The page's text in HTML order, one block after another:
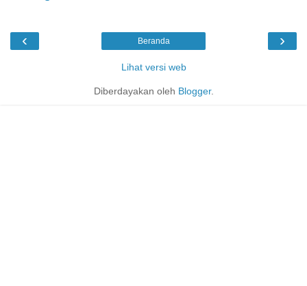
‹ ›
Beranda
Lihat versi web
Diberdayakan oleh Blogger.